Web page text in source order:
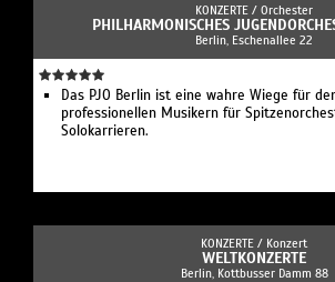
KONZERTE / Orchester
PHILHARMONISCHES
Berlin, Eschenallee 22
Das PJO Berlin ist eine wahre Wiege für
professionellen Musikern für
Solokarrieren.
KONZERTE / Konzert
WELTKONZERTE
Berlin, Kottbusser Damm 88